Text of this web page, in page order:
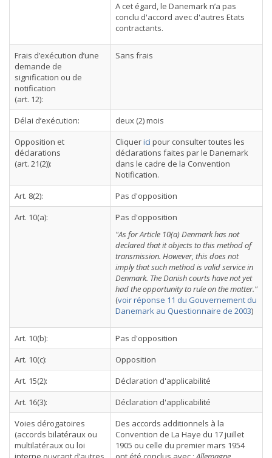
A cet égard, le Danemark n’a pas
conclu d'accord avec d'autres Etats
contractants.
Frais d’exécution d’une
demande de
signification ou de
notification
(art. 12):
Sans frais
Délai d’exécution:
deux (2) mois
Opposition et
déclarations
(art. 21(2)):
Cliquerici pour consulter toutes les
déclarations faites par le Danemark
dans le cadre de la Convention
Notification.
Art. 8(2):
Pas d'opposition
Art. 10(a):
Pas d'opposition
"As for Article 10(a) Denmark has not
declared that it objects to this method of
transmission. However, this does not
imply that such method is valid service in
Denmark. The Danish courts have not yet
had the opportunity to rule on the matter."
(voir réponse 11 du Gouvernement du
Danemark au Questionnaire de 2003)
Art. 10(b):
Pas d'opposition
Art. 10(c):
Opposition
Art. 15(2):
Déclaration d'applicabilité
Art. 16(3):
Déclaration d'applicabilité
Voies dérogatoires
(accords bilatéraux ou
multilatéraux ou loi
Des accords additionnels à la
Convention de La Haye du 17 juillet
1905 ou celle du premier mars 1954